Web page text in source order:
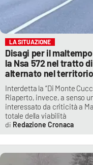
LA SITUAZIONE
Disagi per il
la Nsa 572 nel tratto
alternato nel
Interdetta la “Di Monte
Riaperto, invece, a senso
interessato da criticità a
totale della viabilità
Redazione Cronaca